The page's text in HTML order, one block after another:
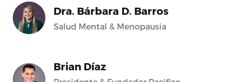
Dra. Bárbara D. Barros
Salud Mental & Menopausia
Brian Díaz